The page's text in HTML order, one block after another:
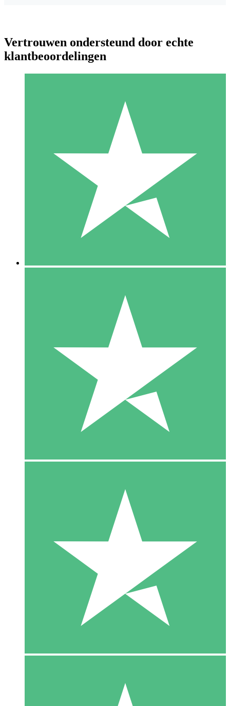
Individuele Creditpakketten
Betaal per gebruik met downloadtegoeden. Geen maandelijkse
1000
10 Downloaden
20 00
Vertrouwen ondersteund door echte
klantbeoordelingen